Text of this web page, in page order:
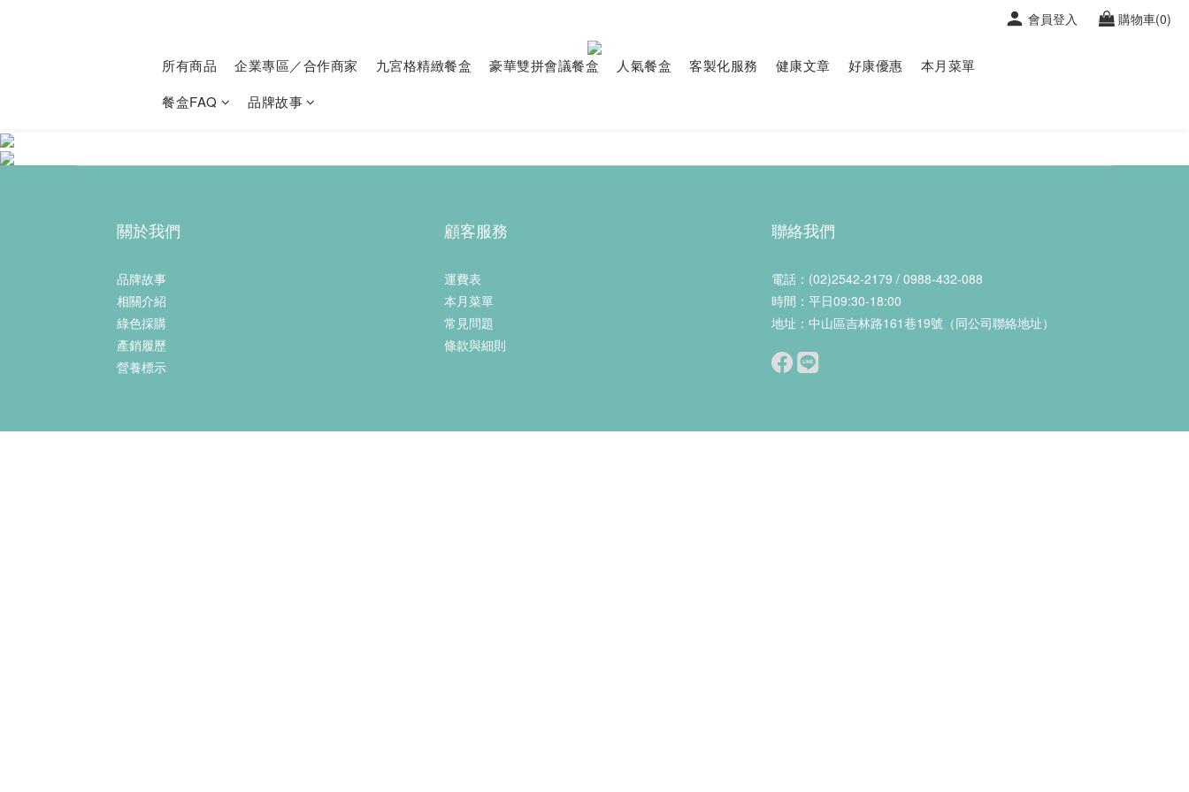
會員登入 購物車(0)
所有商品 企業專區／合作商家 九宮格精緻餐盒 豪華雙拼會議餐盒 人氣餐盒 客製化服務 健康文章 好康優惠
本月菜單
餐盒FAQ
品牌故事
關於我們
品牌故事
相關介紹
綠色採購
產銷履歷
營養標示
顧客服務
運費表
本月菜單
常見問題
條款與細則
聯絡我們
電話：(02)2542-2179 / 0988-432-088
時間：平日09:30-18:00
地址：中山區吉林路161巷19號（同公司聯絡地址）